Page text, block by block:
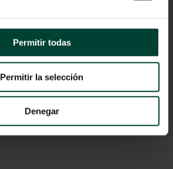
Permitir todas
Permitir la selección
Denegar
Política de privacidad
Cookies
© 2024 Vygon España
Catálogo